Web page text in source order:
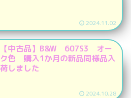
2024.11.02
【中古品】B&W 607S3 オー
ク色 購入1か月の新品同様品入
荷しました
2024.10.28